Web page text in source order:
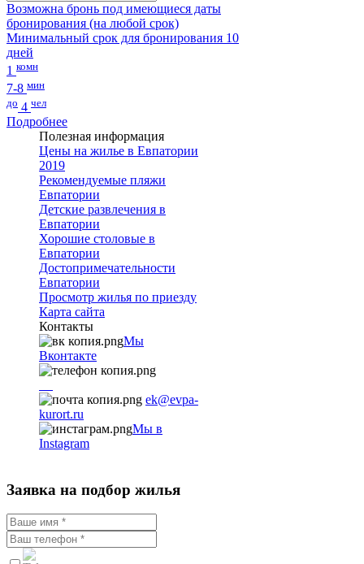
Возможна бронь под имеющиеся даты
бронирования (на любой срок)
Минимальный срок для бронирования 10
дней
1 комн
7-8 мин
до 4 чел
Подробнее
Полезная информация
Цены на жилье в Евпатории
2019
Рекомендуемые пляжи
Евпатории
Детские развлечения в
Евпатории
Хорошие столовые в
Евпатории
Достопримечательности
Евпатории
Просмотр жилья по приезду
Карта сайта
Контакты
Мы
Вконтакте
ek@evpa-
kurort.ru
Мы в
Instagram
Заявка на подбор жилья